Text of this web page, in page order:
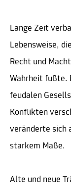
Lange Zeit
Lebensweise,
Recht und
Wahrheit fußte.
feudalen
Konflikten
veränderte sich
starkem Maße.
Alte und neue